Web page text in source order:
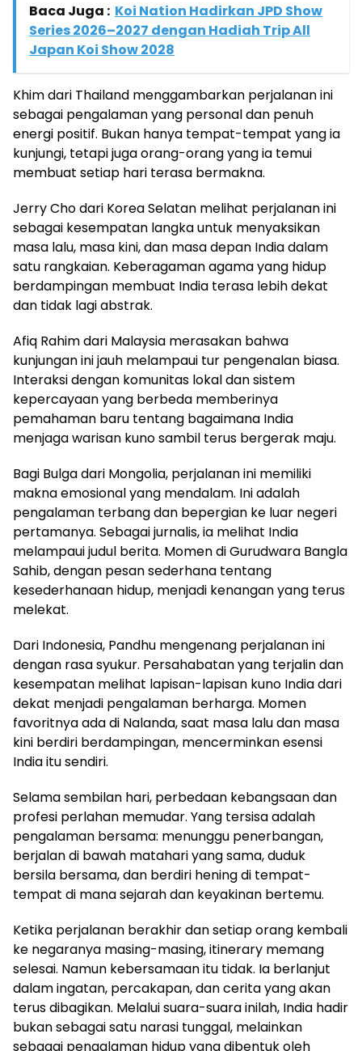
Baca Juga : Koi Nation Hadirkan JPD Show
Series 2026–2027 dengan Hadiah Trip All
Japan Koi Show 2028
Khim dari Thailand menggambarkan perjalanan ini
sebagai pengalaman yang personal dan penuh
energi positif. Bukan hanya tempat-tempat yang ia
kunjungi, tetapi juga orang-orang yang ia temui
membuat setiap hari terasa bermakna.
Jerry Cho dari Korea Selatan melihat perjalanan ini
sebagai kesempatan langka untuk menyaksikan
masa lalu, masa kini, dan masa depan India dalam
satu rangkaian. Keberagaman agama yang hidup
berdampingan membuat India terasa lebih dekat
dan tidak lagi abstrak.
Afiq Rahim dari Malaysia merasakan bahwa
kunjungan ini jauh melampaui tur pengenalan biasa.
Interaksi dengan komunitas lokal dan sistem
kepercayaan yang berbeda memberinya
pemahaman baru tentang bagaimana India
menjaga warisan kuno sambil terus bergerak maju.
Bagi Bulga dari Mongolia, perjalanan ini memiliki
makna emosional yang mendalam. Ini adalah
pengalaman terbang dan bepergian ke luar negeri
pertamanya. Sebagai jurnalis, ia melihat India
melampaui judul berita. Momen di Gurudwara Bangla
Sahib, dengan pesan sederhana tentang
kesederhanaan hidup, menjadi kenangan yang terus
melekat.
Dari Indonesia, Pandhu mengenang perjalanan ini
dengan rasa syukur. Persahabatan yang terjalin dan
kesempatan melihat lapisan-lapisan kuno India dari
dekat menjadi pengalaman berharga. Momen
favoritnya ada di Nalanda, saat masa lalu dan masa
kini berdiri berdampingan, mencerminkan esensi
India itu sendiri.
Selama sembilan hari, perbedaan kebangsaan dan
profesi perlahan memudar. Yang tersisa adalah
pengalaman bersama: menunggu penerbangan,
berjalan di bawah matahari yang sama, duduk
bersila bersama, dan berdiri hening di tempat-
tempat di mana sejarah dan keyakinan bertemu.
Ketika perjalanan berakhir dan setiap orang kembali
ke negaranya masing-masing, itinerary memang
selesai. Namun kebersamaan itu tidak. Ia berlanjut
dalam ingatan, percakapan, dan cerita yang akan
terus dibagikan. Melalui suara-suara inilah, India hadir
bukan sebagai satu narasi tunggal, melainkan
sebagai pengalaman hidup yang dibentuk oleh